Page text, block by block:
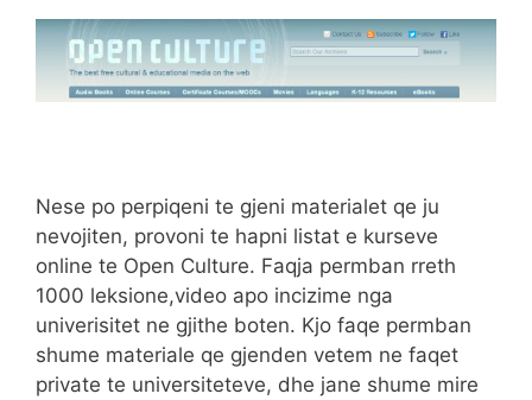
Nese po perpiqeni te gjeni materialet qe ju
nevojiten, provoni te hapni listat e kurseve
online te Open Culture. Faqja permban rreth
1000 leksione,video apo incizime nga
univerisitet ne gjithe boten. Kjo faqe permban
shume materiale qe gjenden vetem ne faqet
private te universiteteve, dhe jane shume mire